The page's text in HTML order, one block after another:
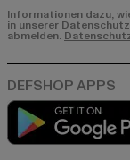
Informationen dazu,
in unserer
abmelden.